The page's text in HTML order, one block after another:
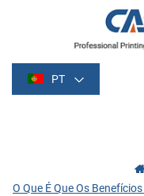
PT
O Que É Que Os